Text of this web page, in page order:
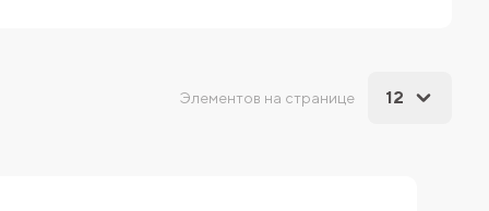
Элементов на странице 12